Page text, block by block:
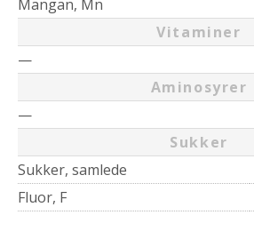
Mangan, Mn
Vitaminer
—
Aminosyrer
—
Sukker
Sukker, samlede
Fluor, F